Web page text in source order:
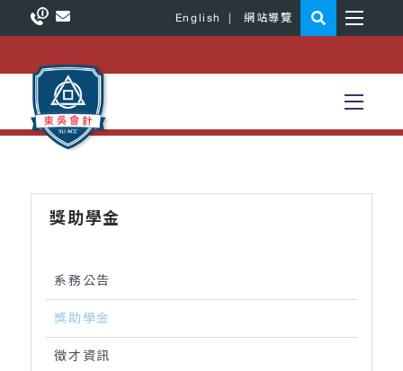
English 網站導覽
獎助學金
系務公告
獎助學金
徵才資訊